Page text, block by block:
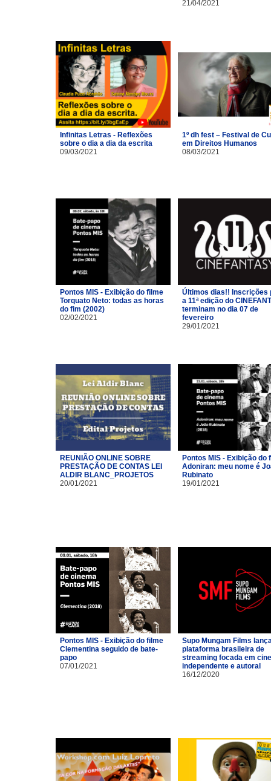
21/04/2021
Infinitas Letras - Reflexões
sobre o dia a dia da escrita
09/03/2021
1º dh fest – Festival de
em Direitos Humanos
08/03/2021
Pontos MIS - Exibição do filme
Torquato Neto: todas as horas
do fim (2002)
02/02/2021
Últimos dias!! Inscrições
a 11ª edição do
terminam no dia 07 de
fevereiro
29/01/2021
REUNIÃO ONLINE SOBRE
PRESTAÇÃO DE CONTAS LEI
ALDIR BLANC_PROJETOS
20/01/2021
Pontos MIS - Exibição do
Adoniran: meu nome é
Rubinato
19/01/2021
Pontos MIS - Exibição do filme
Clementina seguido de bate-
papo
07/01/2021
Supo Mungam Films
plataforma brasileira de
streaming focada em
independente e autoral
16/12/2020